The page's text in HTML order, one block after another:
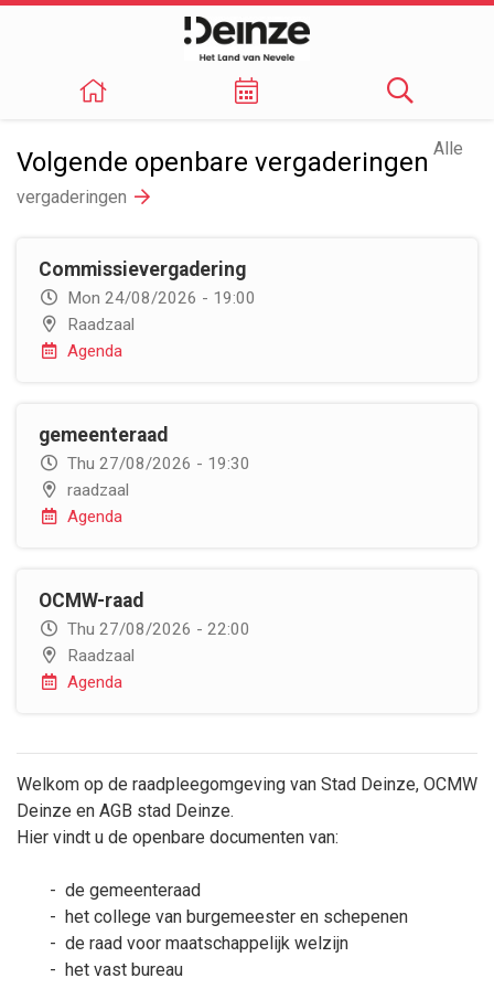
Volgende openbare vergaderingen Alle
vergaderingen
Commissievergadering
Mon 24/08/2026 - 19:00
Raadzaal
Agenda
gemeenteraad
Thu 27/08/2026 - 19:30
raadzaal
Agenda
OCMW-raad
Thu 27/08/2026 - 22:00
Raadzaal
Agenda
Welkom op de raadpleegomgeving van Stad Deinze, OCMW
Deinze en AGB stad Deinze.
Hier vindt u de openbare documenten van:
- de gemeenteraad
- het college van burgemeester en schepenen
- de raad voor maatschappelijk welzijn
- het vast bureau